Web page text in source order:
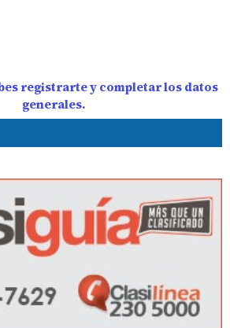
registrarte y completar los datos
generales.